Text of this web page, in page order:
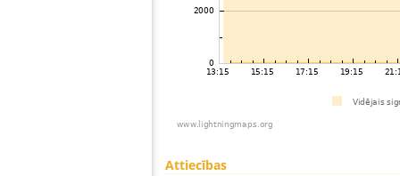
Attiecības